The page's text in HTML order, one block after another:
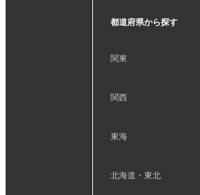
都道府県から探す
関東
関西
東海
北海道・東北